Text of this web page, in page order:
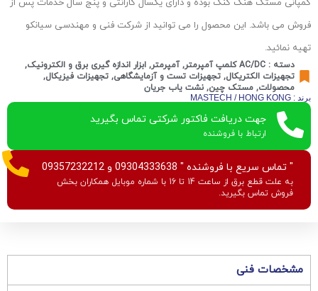
کمپانی مستک هنگ کنگ بوده و دارای یکسال گارانتی و پنج سال خدمات پس از
فروش می باشد. این محصول را می توانید از شرکت فنی و مهندسی سیانکو
تهیه نمائید.
دسته : AC/DC کلمپ آمپرمتر ,آمپرمتر, ابزار اندازه گیری برق و الکترونیک,
تجهیزات الکتریکال, تجهیزات تست و آزمایشگاهی, تجهیزات فیزیکال,
محصولات, مستک چین, نشت یاب جریان
برند : MASTECH / HONG KONG
جهت دریافت فاکتور شرکتی تماس بگیرید
ارتباط با فروشنده
" تماس سریع با فروشنده " 09304333638 و 09357232212
به علت قطع برق از ساعت 14 تا 16 با شماره موبایل همکاران بخش
فروش تماس بگیرید.
مشخصات فنی